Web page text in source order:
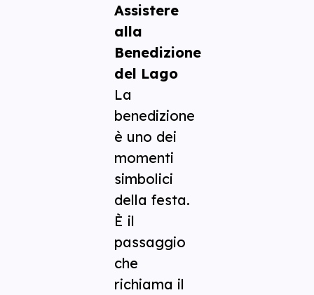
Assistere
alla
Benedizione
del Lago
La
benedizione
è uno dei
momenti
simbolici
della festa.
È il
passaggio
che
richiama il